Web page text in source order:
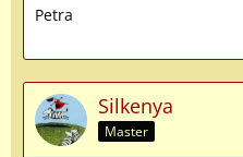
Petra
Silkenya
Master